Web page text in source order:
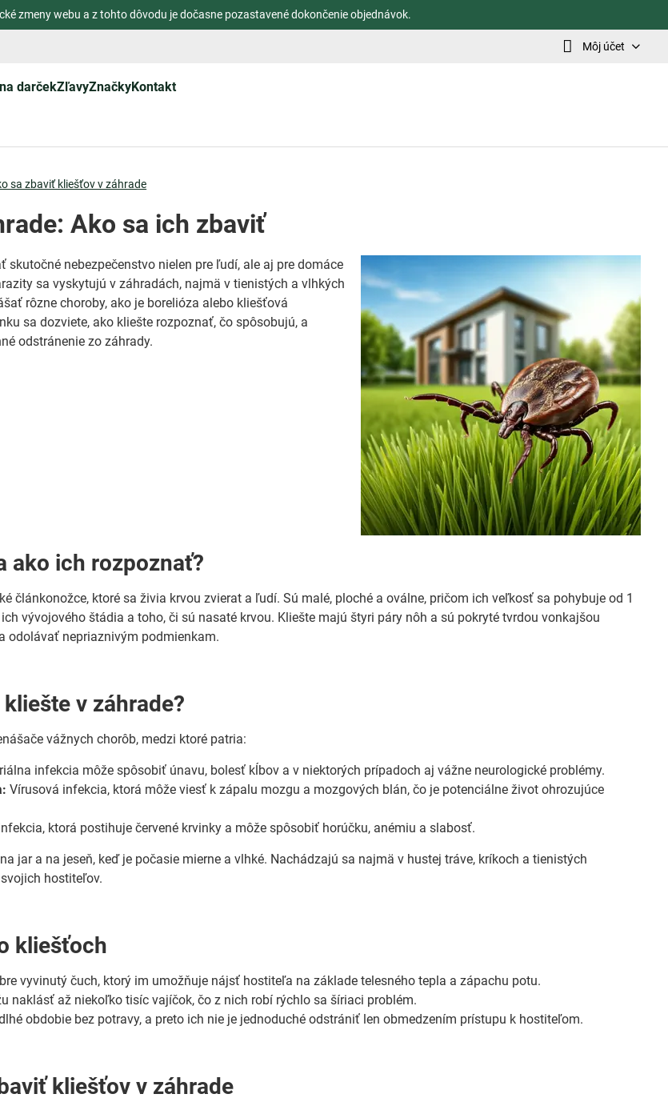
zmeny webu a z tohto dôvodu je dočasne pozastavené dokončenie objednávok.
Môj účet
darčekZľavyZnačkyKontakt
sa zbaviť kliešťov v záhrade
Ako sa ich zbaviť
skutočné nebezpečenstvo nielen pre ľudí, ale aj pre domáce
sa vyskytujú v záhradách, najmä v tienistých a vlhkých
rôzne choroby, ako je borelióza alebo kliešťová
sa dozviete, ako kliešte rozpoznať, čo spôsobujú, a
odstránenie zo záhrady.
ako ich rozpoznať?
článkonožce, ktoré sa živia krvou zvierat a ľudí. Sú malé, ploché a oválne, pričom ich veľkosť sa pohybuje od 1
vývojového štádia a toho, či sú nasaté krvou. Kliešte majú štyri páry nôh a sú pokryté tvrdou vonkajšou
odolávať nepriaznivým podmienkam.
v záhrade?
vážnych chorôb, medzi ktoré patria:
infekcia môže spôsobiť únavu, bolesť kĺbov a v niektorých prípadoch aj vážne neurologické problémy.
Vírusová infekcia, ktorá môže viesť k zápalu mozgu a mozgových blán, čo je potenciálne život ohrozujúce
ktorá postihuje červené krvinky a môže spôsobiť horúčku, anémiu a slabosť.
jar a na jeseň, keď je počasie mierne a vlhké. Nachádzajú sa najmä v hustej tráve, kríkoch a tienistých
hostiteľov.
kliešťoch
vyvinutý čuch, ktorý im umožňuje nájsť hostiteľa na základe telesného tepla a zápachu potu.
naklásť až niekoľko tisíc vajíčok, čo z nich robí rýchlo sa šíriaci problém.
obdobie bez potravy, a preto ich nie je jednoduché odstrániť len obmedzením prístupu k hostiteľom.
kliešťov v záhrade